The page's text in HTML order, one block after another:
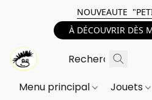
NOUVEAUTE
À DÉCOUVRIR DÈS
Menu principal Jouets